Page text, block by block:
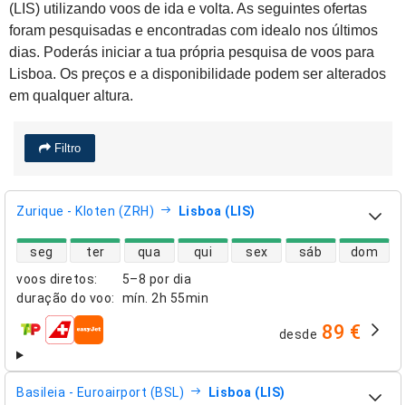
(LIS) utilizando voos de ida e volta. As seguintes ofertas
foram pesquisadas e encontradas com idealo nos últimos
dias. Poderás iniciar a tua própria pesquisa de voos para
Lisboa. Os preços e a disponibilidade podem ser alterados
em qualquer altura.
Filtro
Zurique - Kloten (ZRH) Lisboa (LIS)
voos diretos:
5–8 por dia
duração do voo: mín. 2h 55min
disponibilidade de voos diretos
seg ter qua qui sex sáb dom
companhias aéreas desde 89 €
Basileia - Euroairport (BSL) Lisboa (LIS)